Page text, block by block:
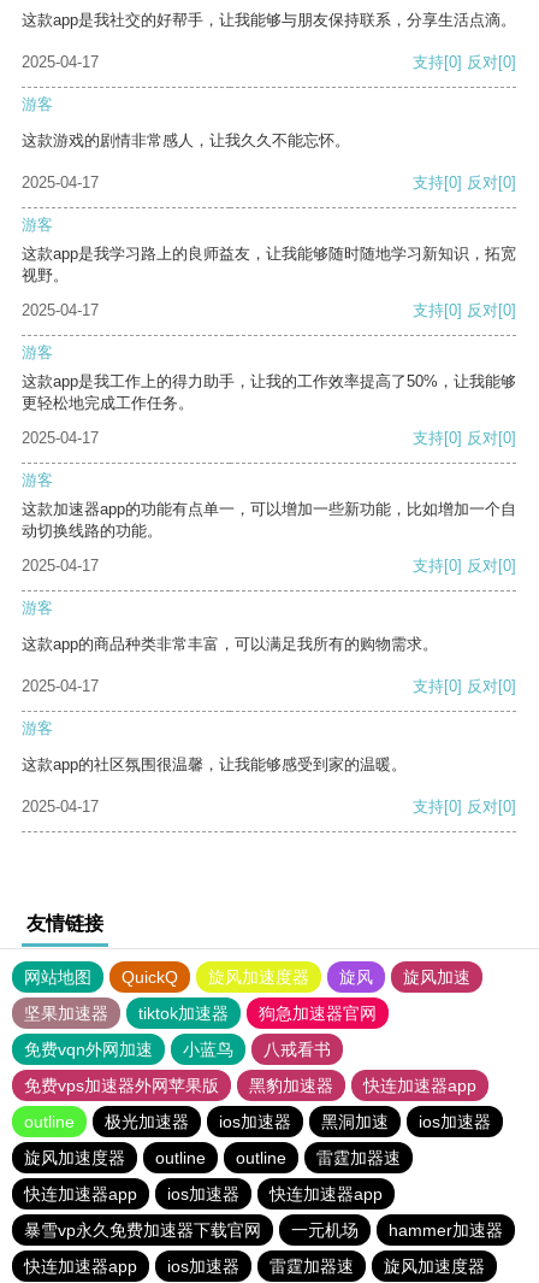
这款app是我社交的好帮手，让我能够与朋友保持联系，分享生活点滴。
2025-04-17 支持[0] 反对[0]
游客
这款游戏的剧情非常感人，让我久久不能忘怀。
2025-04-17 支持[0] 反对[0]
游客
这款app是我学习路上的良师益友，让我能够随时随地学习新知识，拓宽
视野。
2025-04-17
支持[0] 反对[0]
游客
这款app是我工作上的得力助手，让我的工作效率提高了50%，让我能够
更轻松地完成工作任务。
2025-04-17
支持[0] 反对[0]
游客
这款加速器app的功能有点单一，可以增加一些新功能，比如增加一个自
动切换线路的功能。
2025-04-17
支持[0] 反对[0]
游客
这款app的商品种类非常丰富，可以满足我所有的购物需求。
2025-04-17 支持[0] 反对[0]
游客
这款app的社区氛围很温馨，让我能够感受到家的温暖。
2025-04-17 支持[0] 反对[0]
友情链接
网站地图 QuickQ 旋风加速度器 旋风
旋风加速
坚果加速器
tiktok加速器
狗急加速器官网
免费vqn外网加速
小蓝鸟
八戒看书
免费vps加速器外网苹果版
黑豹加速器
快连加速器app
outline
极光加速器 ios加速器 黑洞加速
ios加速器
旋风加速度器
outline outline
雷霆加器速
快连加速器app
ios加速器
快连加速器app
暴雪vp永久免费加速器下载官网
一元机场
hammer加速器
快连加速器app
ios加速器 雷霆加器速 旋风加速度器